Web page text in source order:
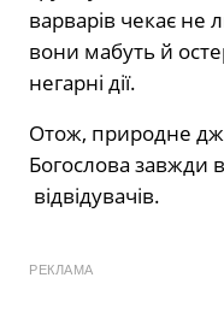
варварів чекає не
вони мабуть й
негарні дії.
Отож, природне
Богослова завжди
відвідувачів.
РЕКЛАМА